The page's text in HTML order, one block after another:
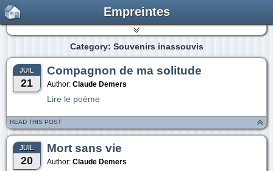
Empreintes
Category: Souvenirs inassouvis
JUIL
21
Compagnon de ma solitude
Author: Claude Demers
Lire le poème
READ THIS POST
JUIL
20
Mort sans vie
Author: Claude Demers